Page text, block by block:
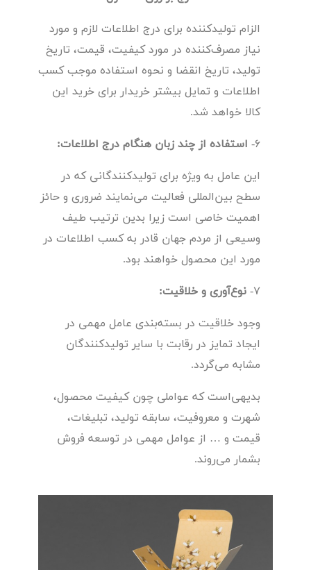
الزام تولیدکننده برای درج اطلاعات لازم و مورد
نیاز مصرف‌کننده در مورد کیفیت، قیمت، تاریخ
تولید، تاریخ انقضا و نحوه استفاده موجب کسب
اطلاعات و تمایل بیشتر خریدار برای خرید این
کالا خواهد شد.
6- استفاده از چند زبان هنگام درج اطلاعات:
این عامل به ویژه برای تولیدکنندگانی که در
سطح بین‌المللی فعالیت می‌نمایند ضروری و حائز
اهمیت خاصی است زیرا بدین ترتیب طیف
وسیعی از مردم جهان قادر به کسب اطلاعات در
مورد این محصول خواهند بود.
7- نوع‌آوری و خلاقیت:
وجود خلاقیت در بسته‌بندی عامل مهمی در
ایجاد تمایز در رقابت با سایر تولیدکنندگان
مشابه می‌گردد.
بدیهی‌است که عواملی چون کیفیت محصول،
شهرت و معروفیت، سابقه تولید، تبلیغات،
قیمت و … از عوامل مهمی در توسعه فروش
بشمار می‌روند.